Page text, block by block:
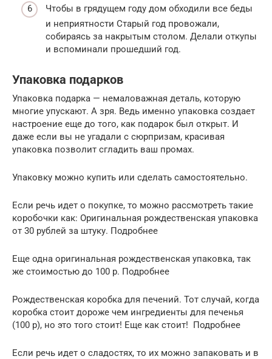
Чтобы в грядущем году дом обходили все беды
и неприятности Старый год провожали,
собираясь за накрытым столом. Делали откупы
и вспоминали прошедший год.
Упаковка подарков
Упаковка подарка — немаловажная деталь, которую
многие упускают. А зря. Ведь именно упаковка создает
настроение еще до того, как подарок был открыт. И
даже если вы не угадали с сюрпризам, красивая
упаковка позволит сгладить ваш промах.
Упаковку можно купить или сделать самостоятельно.
Если речь идет о покупке, то можно рассмотреть такие
коробочки как: Оригинальная рождественская упаковка
от 30 рублей за штуку. Подробнее
Еще одна оригинальная рождественская упаковка, так
же стоимостью до 100 р. Подробнее
Рождественская коробка для печений. Тот случай, когда
коробка стоит дороже чем ингредиенты для печенья
(100 р), но это того стоит! Еще как стоит! Подробнее
Если речь идет о сладостях, то их можно запаковать и в